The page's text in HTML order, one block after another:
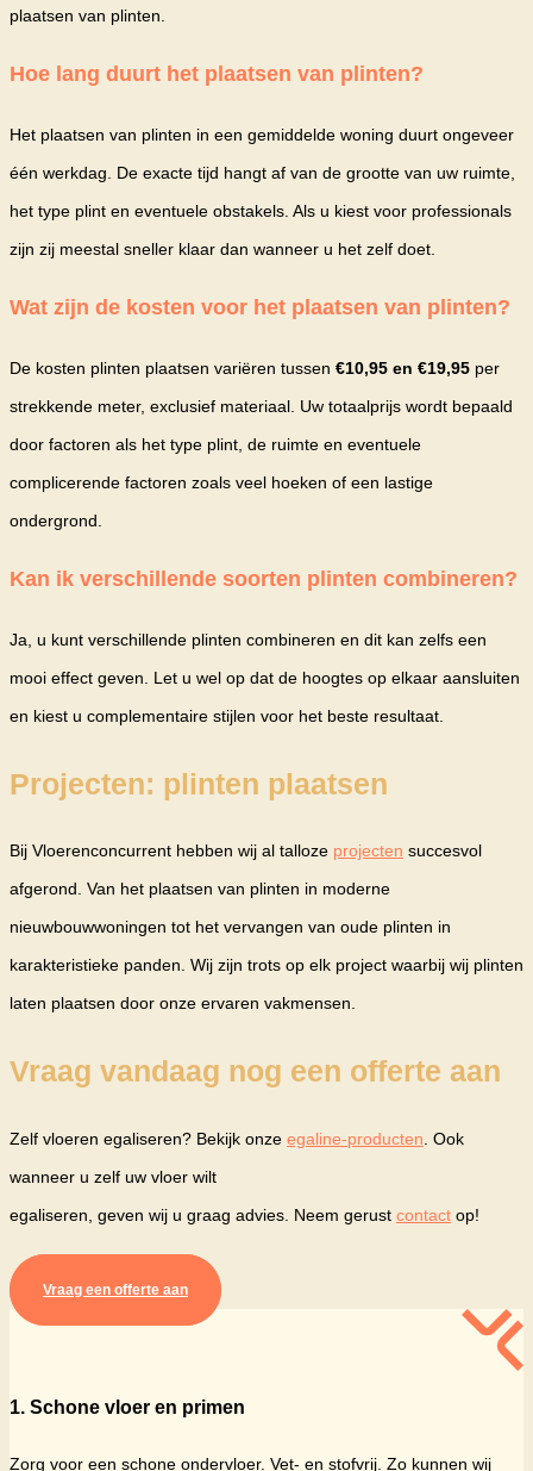
plaatsen van plinten.
Hoe lang duurt het plaatsen van plinten?
Het plaatsen van plinten in een gemiddelde woning duurt ongeveer
één werkdag. De exacte tijd hangt af van de grootte van uw ruimte,
het type plint en eventuele obstakels. Als u kiest voor professionals
zijn zij meestal sneller klaar dan wanneer u het zelf doet.
Wat zijn de kosten voor het plaatsen van plinten?
De kosten plinten plaatsen variëren tussen €10,95 en €19,95 per
strekkende meter, exclusief materiaal. Uw totaalprijs wordt bepaald
door factoren als het type plint, de ruimte en eventuele
complicerende factoren zoals veel hoeken of een lastige
ondergrond.
Kan ik verschillende soorten plinten combineren?
Ja, u kunt verschillende plinten combineren en dit kan zelfs een
mooi effect geven. Let u wel op dat de hoogtes op elkaar aansluiten
en kiest u complementaire stijlen voor het beste resultaat.
Projecten: plinten plaatsen
Bij Vloerenconcurrent hebben wij al talloze projecten succesvol
afgerond. Van het plaatsen van plinten in moderne
nieuwbouwwoningen tot het vervangen van oude plinten in
karakteristieke panden. Wij zijn trots op elk project waarbij wij plinten
laten plaatsen door onze ervaren vakmensen.
Vraag vandaag nog een offerte aan
Zelf vloeren egaliseren? Bekijk onze egaline-producten . Ook
wanneer u zelf uw vloer wilt
egaliseren, geven wij u graag advies. Neem gerust contact op!
Vraag een offerte aan
1. Schone vloer en primen
Zorg voor een schone ondervloer. Vet- en stofvrij. Zo kunnen wij